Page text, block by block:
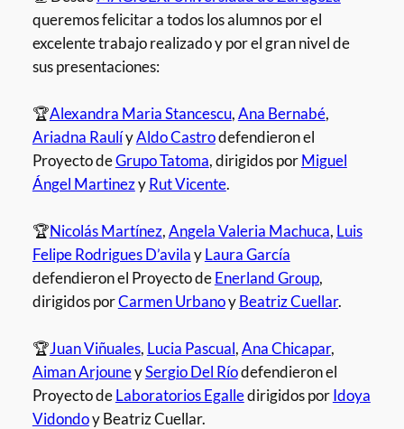
queremos felicitar a todos los alumnos por el
excelente trabajo realizado y por el gran nivel de
sus presentaciones:
🏆Alexandra Maria Stancescu,Ana Bernabé,
Ariadna RaulíyAldo Castrodefendieron el
Proyecto deGrupo Tatoma, dirigidos porMiguel
Ángel MartinezyRut Vicente.
🏆Nicolás Martínez,Angela Valeria Machuca, Luis
Felipe Rodrigues D’avilayLaura García
defendieron el Proyecto deEnerland Group,
dirigidos porCarmen UrbanoyBeatriz Cuellar.
🏆Juan Viñuales, Lucia Pascual,Ana Chicapar,
Aiman ArjouneySergio Del Ríodefendieron el
Proyecto deLaboratorios Egalledirigidos porIdoya
Vidondoy Beatriz Cuellar.